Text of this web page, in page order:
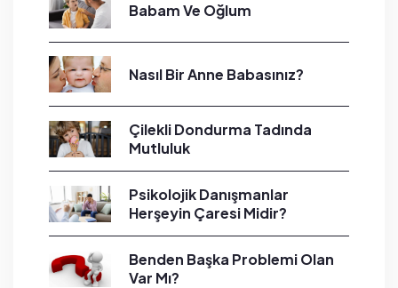
Babam Ve Oğlum
Nasıl Bir Anne Babasınız?
Çilekli Dondurma Tadında
Mutluluk
Psikolojik Danışmanlar
Herşeyin Çaresi Midir?
Benden Başka Problemi Olan
Var Mı?